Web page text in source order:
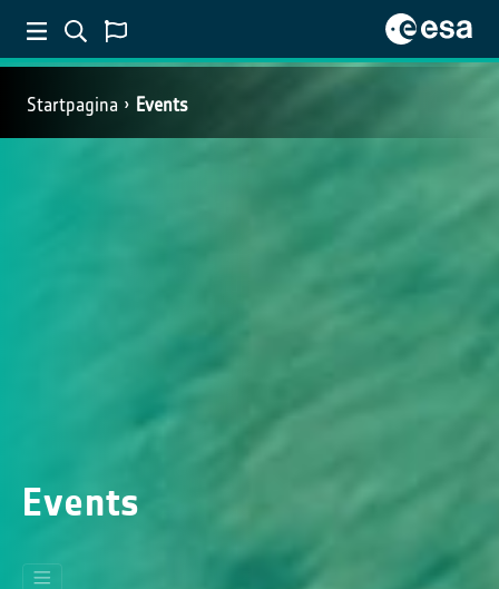
Startpagina Events
Events